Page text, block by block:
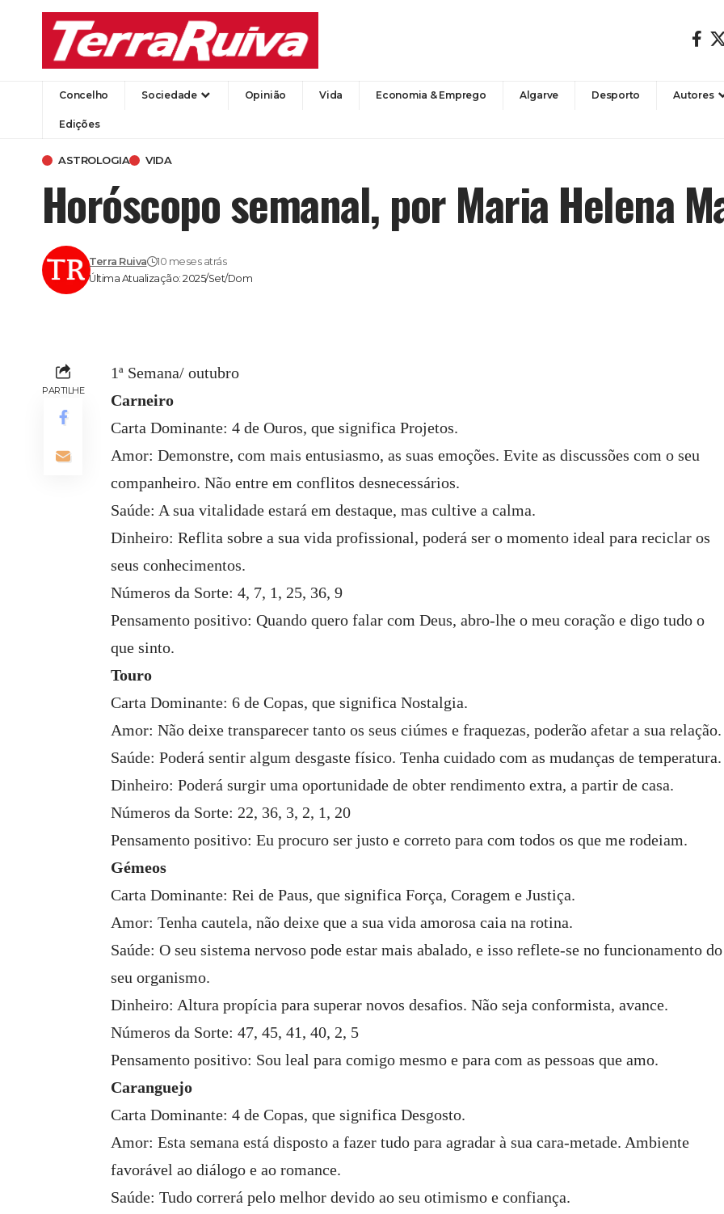
Concelho Sociedade Opinião Vida Economia & Emprego Algarve Desporto Autores
Edições
ASTROLOGIA VIDA
Horóscopo semanal, por Maria Helena
Última Atualização: 2025/Set/Dom
Terra Ruiva 10 meses atrás
PARTILHE
1ª Semana/ outubro
Carneiro
Carta Dominante: 4 de Ouros, que significa Projetos.
Amor: Demonstre, com mais entusiasmo, as suas emoções. Evite as discussões com o seu
companheiro. Não entre em conflitos desnecessários.
Saúde: A sua vitalidade estará em destaque, mas cultive a calma.
Dinheiro: Reflita sobre a sua vida profissional, poderá ser o momento ideal para reciclar os
seus conhecimentos.
Números da Sorte: 4, 7, 1, 25, 36, 9
Pensamento positivo: Quando quero falar com Deus, abro-lhe o meu coração e digo tudo o
que sinto.
Touro
Carta Dominante: 6 de Copas, que significa Nostalgia.
Amor: Não deixe transparecer tanto os seus ciúmes e fraquezas, poderão afetar a sua relação.
Saúde: Poderá sentir algum desgaste físico. Tenha cuidado com as mudanças de temperatura.
Dinheiro: Poderá surgir uma oportunidade de obter rendimento extra, a partir de casa.
Números da Sorte: 22, 36, 3, 2, 1, 20
Pensamento positivo: Eu procuro ser justo e correto para com todos os que me rodeiam.
Gémeos
Carta Dominante: Rei de Paus, que significa Força, Coragem e Justiça.
Amor: Tenha cautela, não deixe que a sua vida amorosa caia na rotina.
Saúde: O seu sistema nervoso pode estar mais abalado, e isso reflete-se no funcionamento do
seu organismo.
Dinheiro: Altura propícia para superar novos desafios. Não seja conformista, avance.
Números da Sorte: 47, 45, 41, 40, 2, 5
Pensamento positivo: Sou leal para comigo mesmo e para com as pessoas que amo.
Caranguejo
Carta Dominante: 4 de Copas, que significa Desgosto.
Amor: Esta semana está disposto a fazer tudo para agradar à sua cara-metade. Ambiente
favorável ao diálogo e ao romance.
Saúde: Tudo correrá pelo melhor devido ao seu otimismo e confiança.